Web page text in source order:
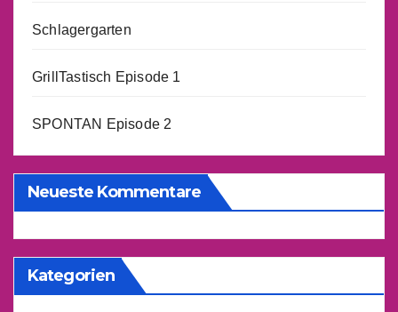
Schlagergarten
GrillTastisch Episode 1
SPONTAN Episode 2
Neueste Kommentare
Kategorien